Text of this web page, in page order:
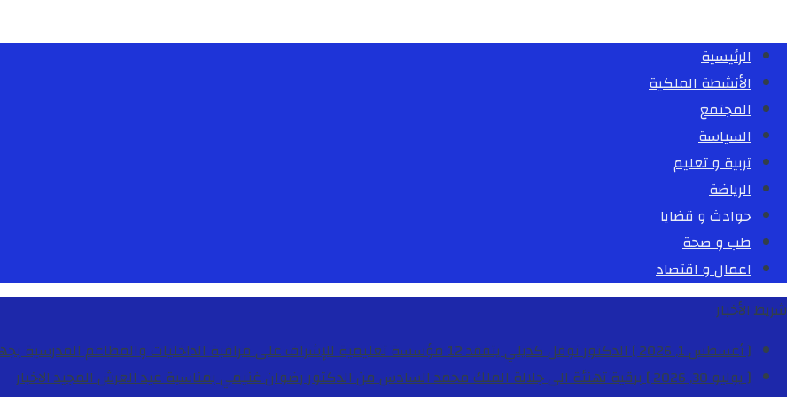
الرئيسية
الأنشطة الملكية
المجتمع
السياسة
تربية و تعليم
الرياضة
حوادث و قضايا
طب و صحة
اعمال و اقتصاد
شريط الأخبار
[ أغسطس 1, 2026 ]
الدكتور نوفل كديلي يتفقد 12 مؤسسة تعليمية للإشراف على مراقبة الداخليات والمطاعم المدرسية بجهة الدار البيضاء-سطات
[ يوليو 30, 2026 ]
برقية تهنئة الى جلالة الملك محمد السادس من الدكتور رضوان غنيمي بمناسبة عيد العرش المجيدالاخبار